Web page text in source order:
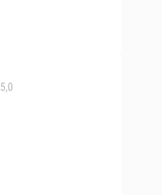
5,0